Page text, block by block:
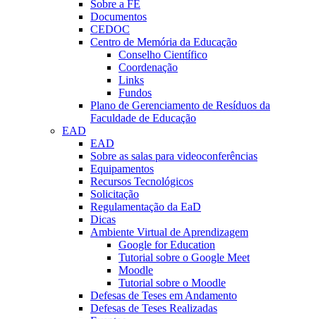
Sobre a FE
Documentos
CEDOC
Centro de Memória da Educação
Conselho Científico
Coordenação
Links
Fundos
Plano de Gerenciamento de Resíduos da
Faculdade de Educação
EAD
EAD
Sobre as salas para videoconferências
Equipamentos
Recursos Tecnológicos
Solicitação
Regulamentação da EaD
Dicas
Ambiente Virtual de Aprendizagem
Google for Education
Tutorial sobre o Google Meet
Moodle
Tutorial sobre o Moodle
Defesas de Teses em Andamento
Defesas de Teses Realizadas